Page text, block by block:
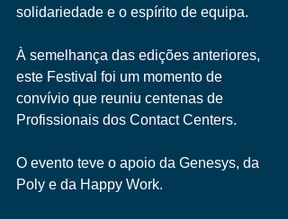
solidariedade e o espírito de equipa.
À semelhança das edições anteriores,
este Festival foi um momento de
convívio que reuniu centenas de
Profissionais dos Contact Centers.
O evento teve o apoio da Genesys, da
Poly e da Happy Work.